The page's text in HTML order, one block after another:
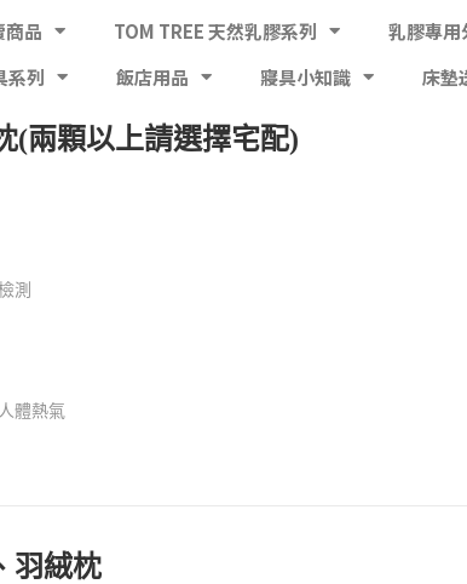
商品 TOM TREE 天然乳膠系列
乳膠專用
系列 飯店用品 寢具小知識 床墊
(兩顆以上請選擇宅配)
測
體熱氣
羽絨枕